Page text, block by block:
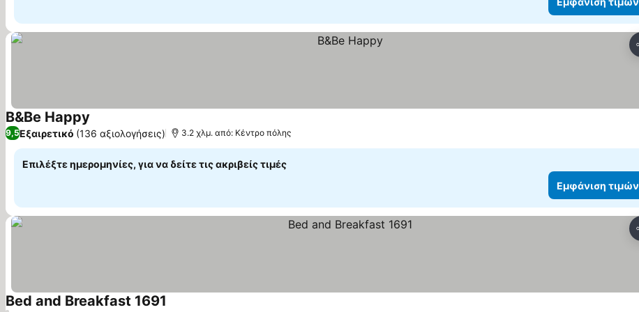
B&Be Happy Εμφάνιση τιμών
9,5Εξαιρετικό (136 αξιολογήσεις) 3.2 χλμ. από: Κέντρο πόλης
Επιλέξτε ημερομηνίες, για να δείτε τις ακριβείς τιμές
Εμφάνιση τιμών
Bed and Breakfast 1691